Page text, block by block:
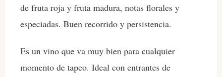
de fruta roja y fruta madura, notas florales y
especiadas. Buen recorrido y persistencia.
Es un vino que va muy bien para cualquier
momento de tapeo. Ideal con entrantes de